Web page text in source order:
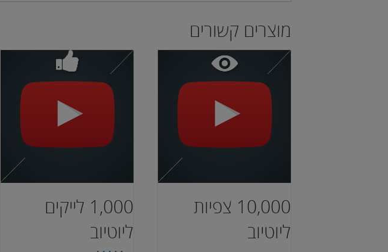
מוצרים קשורים
10,000 צפיות
ליוטיוב
1,000 לייקים
ליוטיוב